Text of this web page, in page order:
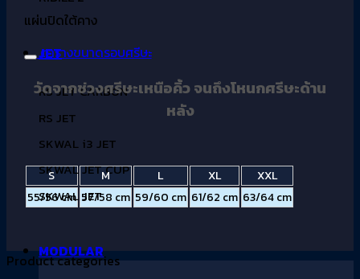
JET
RS JET CARBON
RS JET
SKWAL i3 JET
SKWAL JET CUP
SKWAL JET
MODULAR
แผ่นปิดใต้คาง
ตารางขนาดรอบศรีษะ
วัดจากช่วงศรีษะเหนือคิ้ว จนถึงโหนกศรีษะด้าน
หลัง
S M L XL
XXL
55/56 cm 57/58 cm 59/60 cm 61/62 cm 63/64 cm
Product categories